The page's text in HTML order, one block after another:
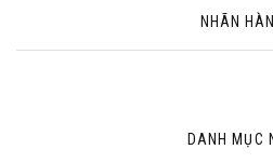
NHÃN
DANH MỤC